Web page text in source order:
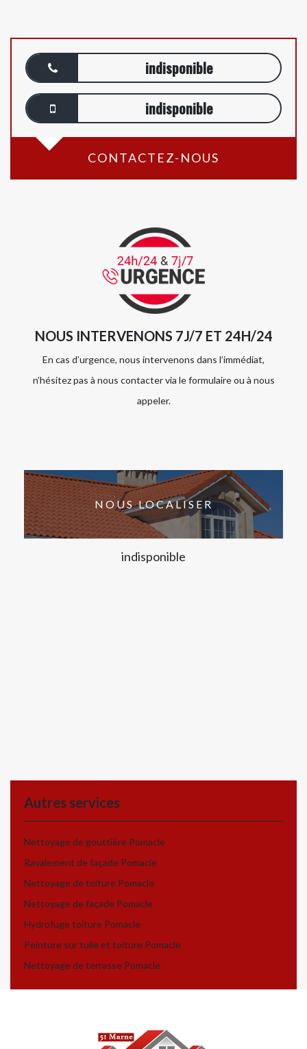
indisponible
indisponible
CONTACTEZ-NOUS
NOUS INTERVENONS 7J/7 ET 24H/24
En cas d’urgence, nous intervenons dans l’immédiat,
n’hésitez pas à nous contacter via le formulaire ou à nous
appeler.
NOUS LOCALISER
indisponible
Autres services
Nettoyage de gouttière Pomacle
Ravalement de façade Pomacle
Nettoyage de toiture Pomacle
Nettoyage de façade Pomacle
Hydrofuge toiture Pomacle
Peinture sur tuile et toiture Pomacle
Nettoyage de terrasse Pomacle